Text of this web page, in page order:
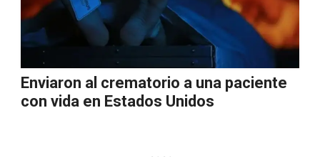
Enviaron al crematorio a una paciente
con vida en Estados Unidos